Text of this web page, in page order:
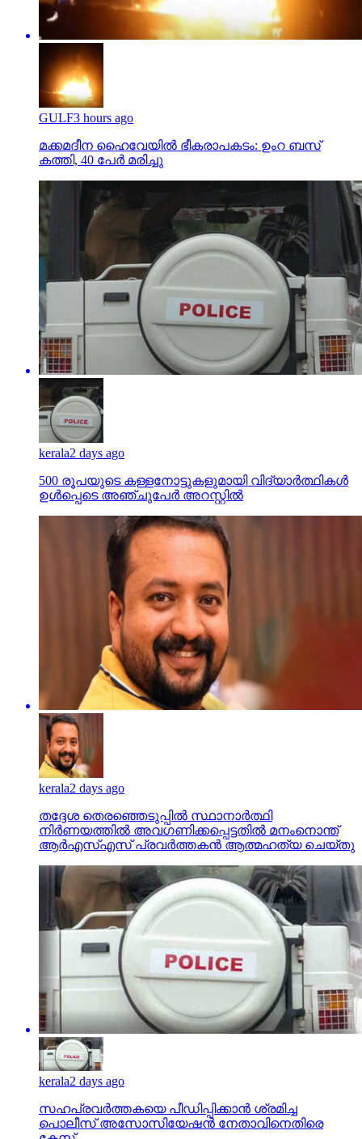
GULF3 hours ago
മക്കമദീന ഹൈവേയില്‍ ഭീകരാപകടം: ഉംറ ബസ്
കത്തി, 40 പേര്‍ മരിച്ചു
kerala2 days ago
500 രൂപയുടെ കള്ളനോട്ടുകളുമായി വിദ്യാര്‍ത്ഥികള്‍
ഉള്‍പ്പെടെ അഞ്ചുപേര്‍ അറസ്റ്റില്‍
kerala2 days ago
തദ്ദേശ തെരഞ്ഞെടുപ്പില്‍ സ്ഥാനാര്‍ത്ഥി
നിര്‍ണയത്തില്‍ അവഗണിക്കപ്പെട്ടതില്‍ മനംനൊന്ത്
ആര്‍എസ്എസ് പ്രവര്‍ത്തകന്‍ ആത്മഹത്യ ചെയ്തു
kerala2 days ago
സഹപ്രവര്‍ത്തകയെ പീഡിപ്പിക്കാന്‍ ശ്രമിച്ച
പൊലീസ് അസോസിയേഷന്‍ നേതാവിനെതിരെ